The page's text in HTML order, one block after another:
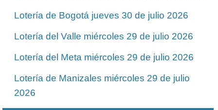
Lotería de Bogotá jueves 30 de julio 2026
Lotería del Valle miércoles 29 de julio 2026
Lotería del Meta miércoles 29 de julio 2026
Lotería de Manizales miércoles 29 de julio
2026